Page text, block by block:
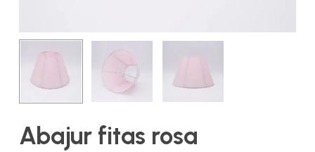
Abajur fitas rosa